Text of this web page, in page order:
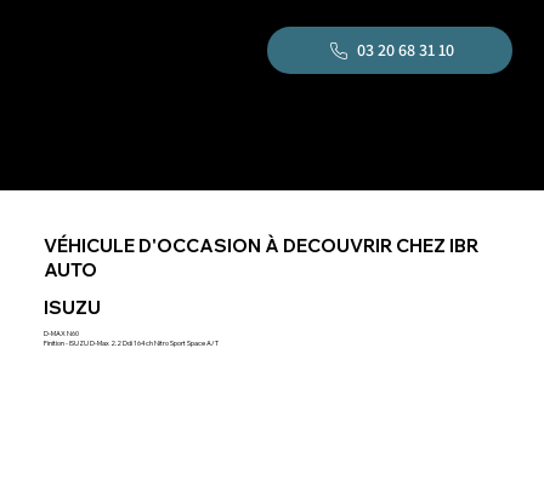
03 20 68 31 10
Finition - ISUZU D-Max 2.2 Ddi 164ch Nitro Sport Space A/T
D-MAX N60
ISUZU
VÉHICULE D'OCCASION À DECOUVRIR CHEZ IBR
AUTO